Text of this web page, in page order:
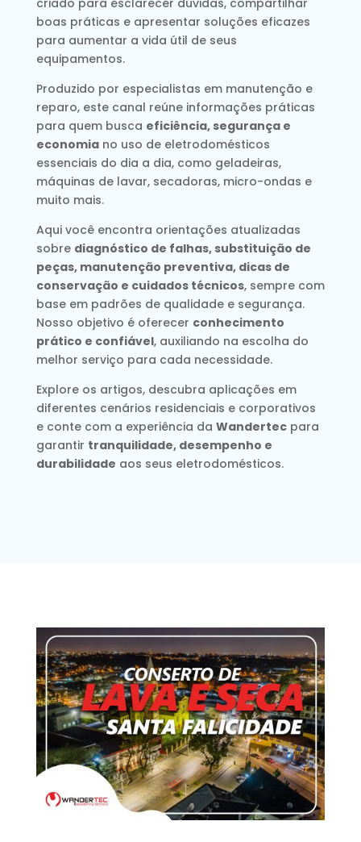
criado para esclarecer dúvidas, compartilhar
boas práticas e apresentar soluções eficazes
para aumentar a vida útil de seus
equipamentos.
Produzido por especialistas em manutenção e
reparo, este canal reúne informações práticas
para quem busca eficiência, segurança e
economiano uso de eletrodomésticos
essenciais do dia a dia, como geladeiras,
máquinas de lavar, secadoras, micro-ondas e
muito mais.
Aqui você encontra orientações atualizadas
sobre diagnóstico de falhas, substituição de
peças, manutenção preventiva, dicas de
conservação e cuidados técnicos, sempre com
base em padrões de qualidade e segurança.
Nosso objetivo é oferecer conhecimento
prático e confiável, auxiliando na escolha do
melhor serviço para cada necessidade.
Explore os artigos, descubra aplicações em
diferentes cenários residenciais e corporativos
e conte com a experiência da Wandertecpara
garantir tranquilidade, desempenho e
durabilidade aos seus eletrodomésticos.